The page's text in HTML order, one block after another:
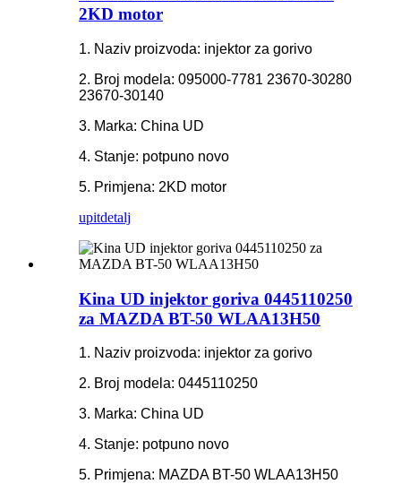
2KD motor
1. Naziv proizvoda: injektor za gorivo
2. Broj modela: 095000-7781 23670-30280
23670-30140
3. Marka: China UD
4. Stanje: potpuno novo
5. Primjena: 2KD motor
upitdetalj
Kina UD injektor goriva 0445110250
za MAZDA BT-50 WLAA13H50
1. Naziv proizvoda: injektor za gorivo
2. Broj modela: 0445110250
3. Marka: China UD
4. Stanje: potpuno novo
5. Primjena: MAZDA BT-50 WLAA13H50